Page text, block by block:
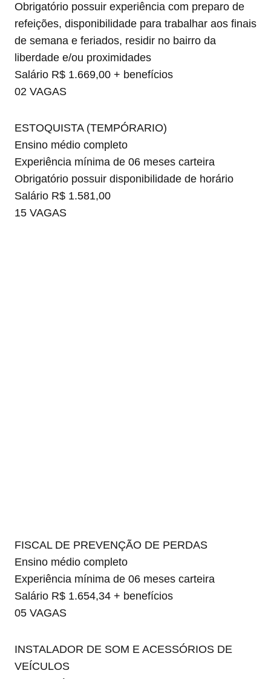
Obrigatório possuir experiência com preparo de
refeições, disponibilidade para trabalhar aos finais
de semana e feriados, residir no bairro da
liberdade e/ou proximidades
Salário R$ 1.669,00 + benefícios
02 VAGAS
ESTOQUISTA (TEMPÓRARIO)
Ensino médio completo
Experiência mínima de 06 meses carteira
Obrigatório possuir disponibilidade de horário
Salário R$ 1.581,00
15 VAGAS
FISCAL DE PREVENÇÃO DE PERDAS
Ensino médio completo
Experiência mínima de 06 meses carteira
Salário R$ 1.654,34 + benefícios
05 VAGAS
INSTALADOR DE SOM E ACESSÓRIOS DE
VEÍCULOS